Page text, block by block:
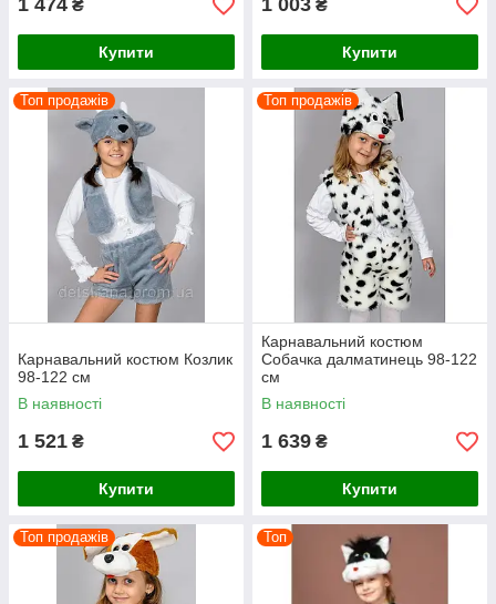
1 474 ₴
Купити
1 003 ₴
Купити
Топ продажів
Карнавальний костюм Козлик
98-122 см
В наявності
1 521 ₴
Купити
Топ продажів
Карнавальний костюм
Собачка далматинець 98-122
см
В наявності
1 639 ₴
Купити
Топ продажів Топ